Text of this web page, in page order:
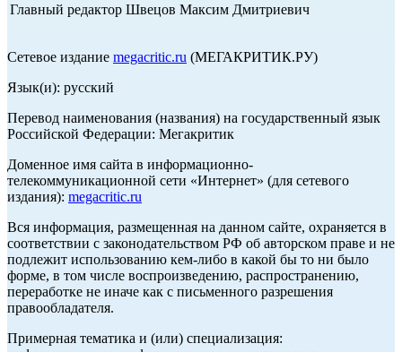
Главный редактор Швецов Максим Дмитриевич
Сетевое издание megacritic.ru (МЕГАКРИТИК.РУ)
Язык(и): русский
Перевод наименования (названия) на государственный язык
Российской Федерации: Мегакритик
Доменное имя сайта в информационно-
телекоммуникационной сети «Интернет» (для сетевого
издания): megacritic.ru
Вся информация, размещенная на данном сайте, охраняется в
соответствии с законодательством РФ об авторском праве и не
подлежит использованию кем-либо в какой бы то ни было
форме, в том числе воспроизведению, распространению,
переработке не иначе как с письменного разрешения
правообладателя.
Примерная тематика и (или) специализация: